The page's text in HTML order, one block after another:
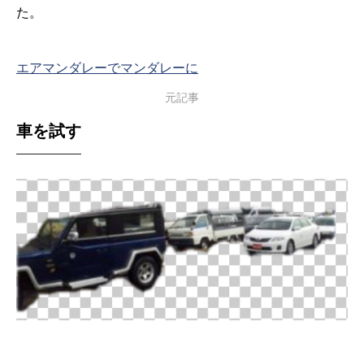
た。
エアマンダレーでマンダレーに
元記事
車を試す